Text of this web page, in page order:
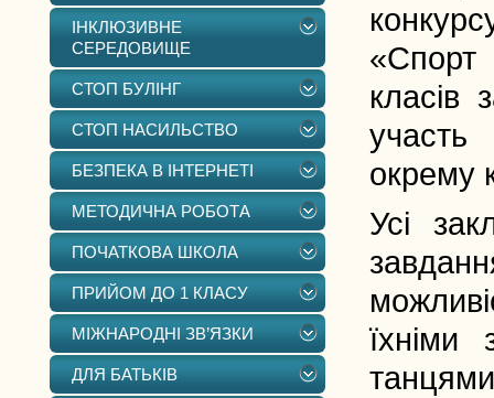
ІНКЛЮЗИВНЕ
СЕРЕДОВИЩЕ
СТОП БУЛІНГ
СТОП НАСИЛЬСТВО
БЕЗПЕКА В ІНТЕРНЕТІ
МЕТОДИЧНА РОБОТА
ПОЧАТКОВА ШКОЛА
ПРИЙОМ ДО 1 КЛАСУ
МІЖНАРОДНІ ЗВ’ЯЗКИ
ДЛЯ БАТЬКІВ
«Спорт
класів
участь
окрему
Усі
їхніми
танцями